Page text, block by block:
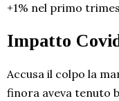
+1% nel primo
Impatto
Accusa il colpo la
finora aveva tenuto